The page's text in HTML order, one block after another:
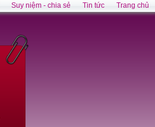
Trang chủ
Tin tức
Suy niệm - chia sẻ